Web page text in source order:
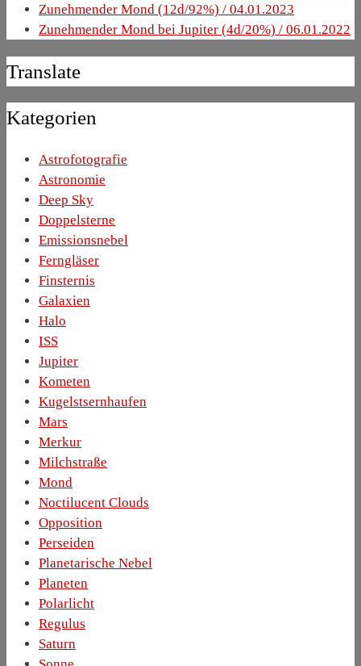
Zunehmender Mond (12d/92%) / 04.01.2023
Zunehmender Mond bei Jupiter (4d/20%) / 06.01.2022
Translate
Kategorien
Astrofotografie
Astronomie
Deep Sky
Doppelsterne
Emissionsnebel
Ferngläser
Finsternis
Galaxien
Halo
ISS
Jupiter
Kometen
Kugelstsernhaufen
Mars
Merkur
Milchstraße
Mond
Noctilucent Clouds
Opposition
Perseiden
Planetarische Nebel
Planeten
Polarlicht
Regulus
Saturn